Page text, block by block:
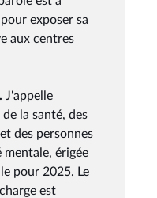
exposer sa
aux centres
J'appelle
la santé, des
des personnes
mentale, érigée
pour 2025. Le
est